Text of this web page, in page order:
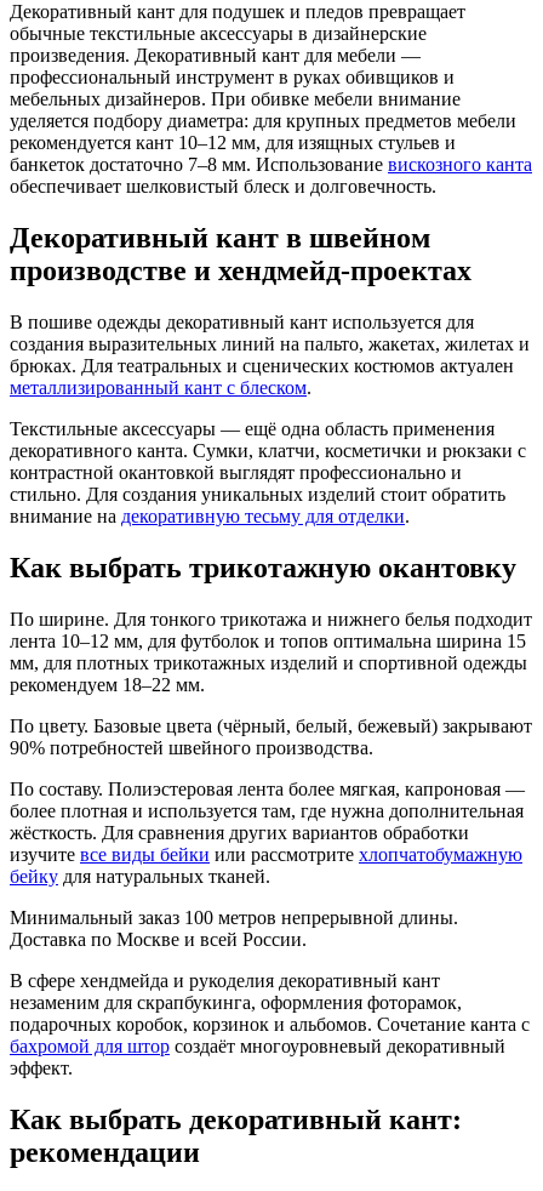
Декоративный кант для подушек и пледов превращает
обычные текстильные аксессуары в дизайнерские
произведения. Декоративный кант для мебели —
профессиональный инструмент в руках обивщиков и
мебельных дизайнеров. При обивке мебели внимание
уделяется подбору диаметра: для крупных предметов мебели
рекомендуется кант 10–12 мм, для изящных стульев и
банкеток достаточно 7–8 мм. Использование вискозного канта
обеспечивает шелковистый блеск и долговечность.
Декоративный кант в швейном
производстве и хендмейд-проектах
В пошиве одежды декоративный кант используется для
создания выразительных линий на пальто, жакетах, жилетах и
брюках. Для театральных и сценических костюмов актуален
металлизированный кант с блеском.
Текстильные аксессуары — ещё одна область применения
декоративного канта. Сумки, клатчи, косметички и рюкзаки с
контрастной окантовкой выглядят профессионально и
стильно. Для создания уникальных изделий стоит обратить
внимание на декоративную тесьму для отделки.
Как выбрать трикотажную окантовку
По ширине. Для тонкого трикотажа и нижнего белья подходит
лента 10–12 мм, для футболок и топов оптимальна ширина 15
мм, для плотных трикотажных изделий и спортивной одежды
рекомендуем 18–22 мм.
По цвету. Базовые цвета (чёрный, белый, бежевый) закрывают
90% потребностей швейного производства.
По составу. Полиэстеровая лента более мягкая, капроновая —
более плотная и используется там, где нужна дополнительная
жёсткость. Для сравнения других вариантов обработки
изучите все виды бейки или рассмотрите хлопчатобумажную
бейку для натуральных тканей.
Минимальный заказ 100 метров непрерывной длины.
Доставка по Москве и всей России.
В сфере хендмейда и рукоделия декоративный кант
незаменим для скрапбукинга, оформления фоторамок,
подарочных коробок, корзинок и альбомов. Сочетание канта с
бахромой для штор создаёт многоуровневый декоративный
эффект.
Как выбрать декоративный кант:
рекомендации